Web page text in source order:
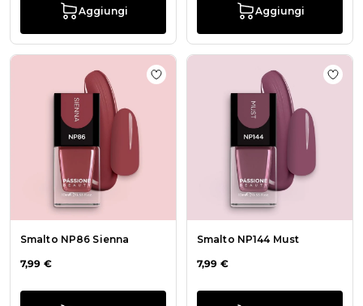
Aggiungi Aggiungi
Smalto NP86 Sienna
7,99 €
Aggiungi alla wishlist Smalto NP86
Smalto NP144 Must
7,99 €